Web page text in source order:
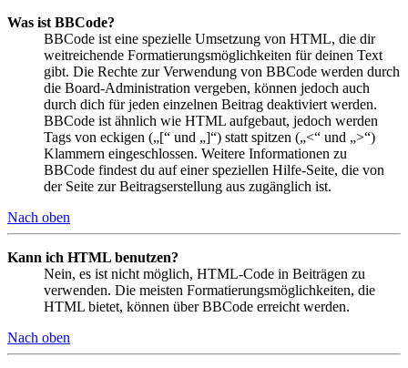
Was ist BBCode?
BBCode ist eine spezielle Umsetzung von HTML, die dir
weitreichende Formatierungsmöglichkeiten für deinen Text
gibt. Die Rechte zur Verwendung von BBCode werden durch
die Board-Administration vergeben, können jedoch auch
durch dich für jeden einzelnen Beitrag deaktiviert werden.
BBCode ist ähnlich wie HTML aufgebaut, jedoch werden
Tags von eckigen („[“ und „]“) statt spitzen („<“ und „>“)
Klammern eingeschlossen. Weitere Informationen zu
BBCode findest du auf einer speziellen Hilfe-Seite, die von
der Seite zur Beitragserstellung aus zugänglich ist.
Nach oben
Kann ich HTML benutzen?
Nein, es ist nicht möglich, HTML-Code in Beiträgen zu
verwenden. Die meisten Formatierungsmöglichkeiten, die
HTML bietet, können über BBCode erreicht werden.
Nach oben